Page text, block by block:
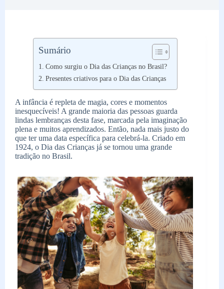
Sumário
Como surgiu o Dia das Crianças no Brasil?
Presentes criativos para o Dia das Crianças
A infância é repleta de magia, cores e momentos
inesquecíveis! A grande maioria das pessoas guarda
lindas lembranças desta fase, marcada pela imaginação
plena e muitos aprendizados. Então, nada mais justo do
que ter uma data específica para celebrá-la. Criado em
1924, o Dia das Crianças já se tornou uma grande
tradição no Brasil.